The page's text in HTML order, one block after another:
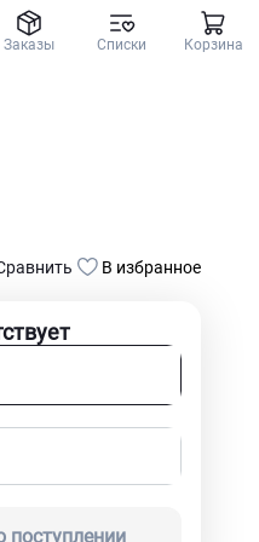
Заказы Списки Корзина
В избранное
поступлении